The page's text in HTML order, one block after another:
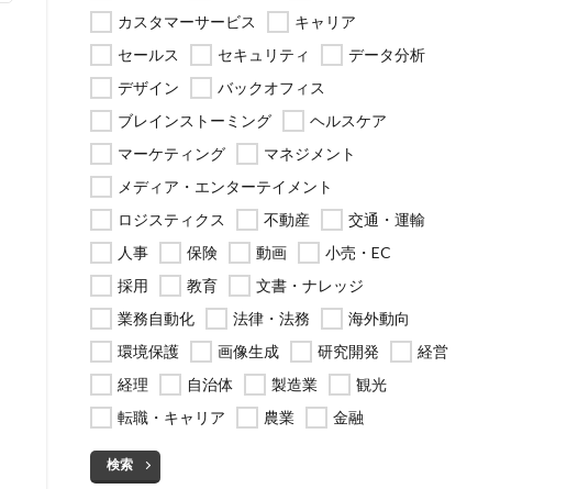
カスタマーサービス
キャリア
セールス
セキュリティ
データ分析
デザイン
バックオフィス
ブレインストーミング
ヘルスケア
マーケティング
マネジメント
メディア・エンターテイメント
ロジスティクス
不動産
交通・運輸
人事
保険 動画
小売・EC
採用
教育
文書・ナレッジ
業務自動化
法律・法務
海外動向
環境保護
画像生成 研究開発
経営
経理
自治体 製造業
観光
転職・キャリア
農業 金融
検索